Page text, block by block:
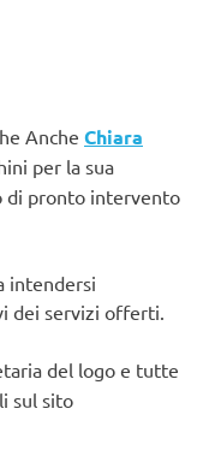
Anche Chiara
per la sua
di pronto intervento
intendersi
dei servizi offerti.
del logo e tutte
sul sito